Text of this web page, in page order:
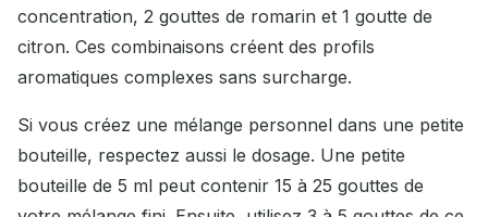
concentration, 2 gouttes de romarin et 1 goutte de
citron. Ces combinaisons créent des profils
aromatiques complexes sans surcharge.
Si vous créez une mélange personnel dans une petite
bouteille, respectez aussi le dosage. Une petite
bouteille de 5 ml peut contenir 15 à 25 gouttes de